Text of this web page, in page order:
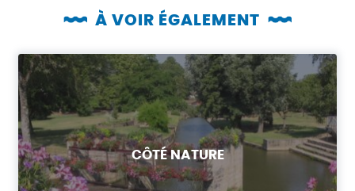
À VOIR ÉGALEMENT
CÔTÉ NATURE